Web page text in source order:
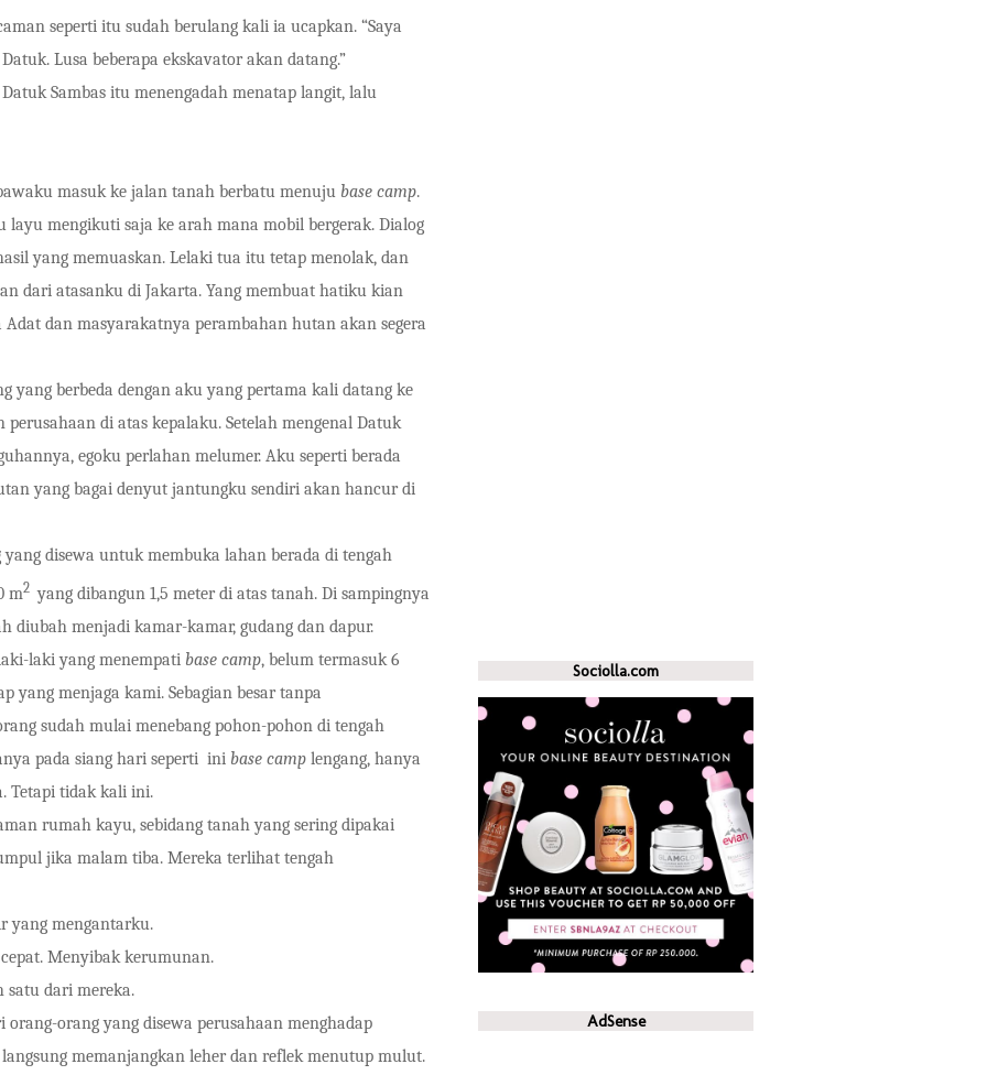
seperti itu sudah berulang kali ia ucapkan. “Saya
Lusa beberapa ekskavator akan datang.”
Sambas itu menengadah menatap langit, lalu
masuk ke jalan tanah berbatu menuju base camp.
mengikuti saja ke arah mana mobil bergerak. Dialog
yang memuaskan. Lelaki tua itu tetap menolak, dan
dari atasanku di Jakarta. Yang membuat hatiku kian
dan masyarakatnya perambahan hutan akan segera
yang berbeda dengan aku yang pertama kali datang ke
di atas kepalaku. Setelah mengenal Datuk
egoku perlahan melumer. Aku seperti berada
yang bagai denyut jantungku sendiri akan hancur di
disewa untuk membuka lahan berada di tengah
m2 yang dibangun 1,5 meter di atas tanah. Di sampingnya
diubah menjadi kamar-kamar, gudang dan dapur.
laki yang menempati base camp, belum termasuk 6
yang menjaga kami. Sebagian besar tanpa
sudah mulai menebang pohon-pohon di tengah
pada siang hari seperti ini base camp lengang, hanya
Tetapi tidak kali ini.
rumah kayu, sebidang tanah yang sering dipakai
jika malam tiba. Mereka terlihat tengah
yang mengantarku.
Menyibak kerumunan.
satu dari mereka.
orang yang disewa perusahaan menghadap
memanjangkan leher dan reflek menutup mulut.
Sociolla.com
AdSense